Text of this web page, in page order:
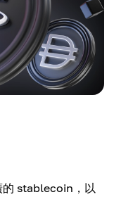
的 stablecoin，以